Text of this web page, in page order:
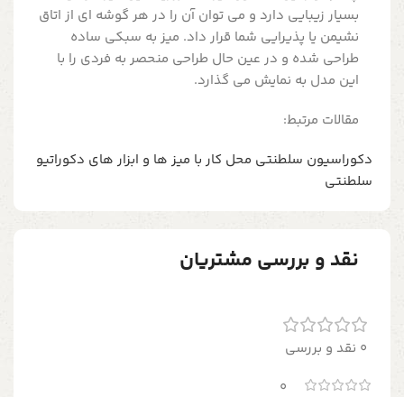
بسیار زیبایی دارد و می توان آن را در هر گوشه ای از اتاق
نشیمن یا پذیرایی شما قرار داد. میز به سبکی ساده
طراحی شده و در عین حال طراحی منحصر به فردی را با
این مدل به نمایش می گذارد.
مقالات مرتبط:
دکوراسیون سلطنتی محل کار با میز ها و ابزار های دکوراتیو
سلطنتی
نقد و بررسی مشتریان
0 نقد و بررسی
0